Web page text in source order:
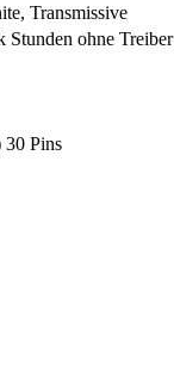
Transmissive
ohne Treiber
Pins